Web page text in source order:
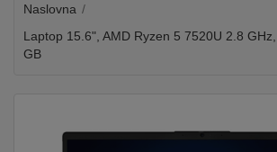
MOBILNI
UREĐAJI
Naslovna
Laptop 15.6", AMD Ryzen 5 7520U 2.8
GB